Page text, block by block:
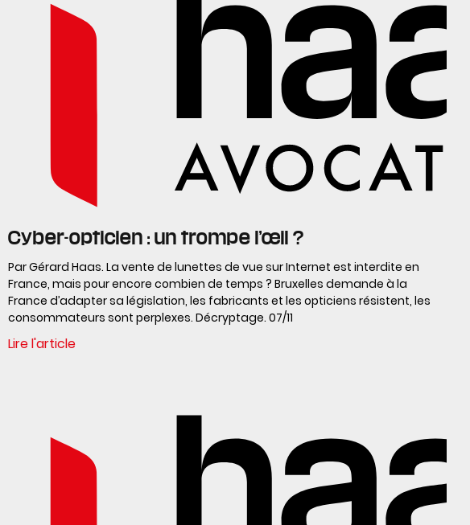
Cyber-opticien : un trompe l’œil ?
Par Gérard Haas. La vente de lunettes de vue sur Internet est interdite en
France, mais pour encore combien de temps ? Bruxelles demande à la
France d’adapter sa législation, les fabricants et les opticiens résistent, les
consommateurs sont perplexes. Décryptage. 07/11
Lire l'article